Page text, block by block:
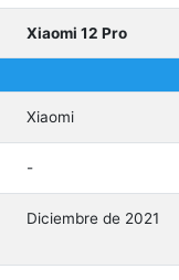
Xiaomi 12 Pro
Xiaomi
-
Diciembre de 2021